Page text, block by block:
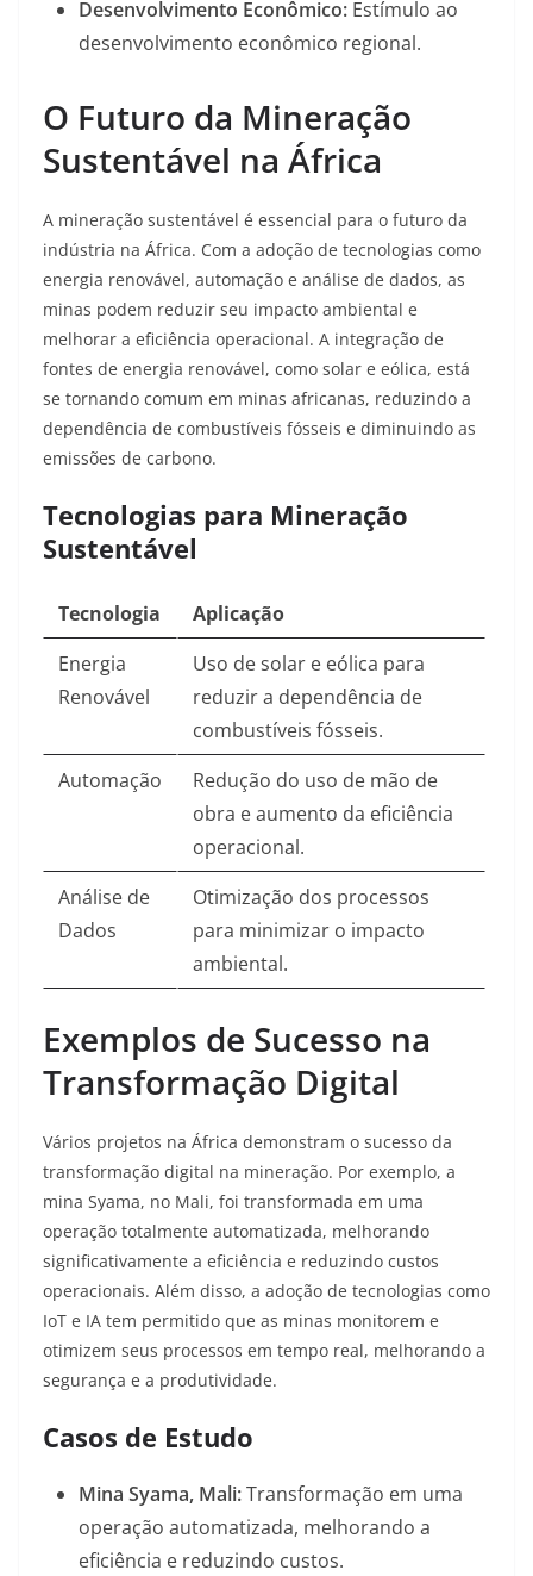
Desenvolvimento Econômico: Estímulo ao
desenvolvimento econômico regional.
O Futuro da Mineração
Sustentável na África
A mineração sustentável é essencial para o futuro da
indústria na África. Com a adoção de tecnologias como
energia renovável, automação e análise de dados, as
minas podem reduzir seu impacto ambiental e
melhorar a eficiência operacional. A integração de
fontes de energia renovável, como solar e eólica, está
se tornando comum em minas africanas, reduzindo a
dependência de combustíveis fósseis e diminuindo as
emissões de carbono.
Tecnologias para Mineração
Sustentável
Tecnologia
Aplicação
Energia
Renovável
Uso de solar e eólica para
reduzir a dependência de
combustíveis fósseis.
Automação
Redução do uso de mão de
obra e aumento da eficiência
operacional.
Análise de
Dados
Otimização dos processos
para minimizar o impacto
ambiental.
Exemplos de Sucesso na
Transformação Digital
Vários projetos na África demonstram o sucesso da
transformação digital na mineração. Por exemplo, a
mina Syama, no Mali, foi transformada em uma
operação totalmente automatizada, melhorando
significativamente a eficiência e reduzindo custos
operacionais. Além disso, a adoção de tecnologias como
IoT e IA tem permitido que as minas monitorem e
otimizem seus processos em tempo real, melhorando a
segurança e a produtividade.
Casos de Estudo
Mina Syama, Mali:Transformação em uma
operação automatizada, melhorando a
eficiência e reduzindo custos.